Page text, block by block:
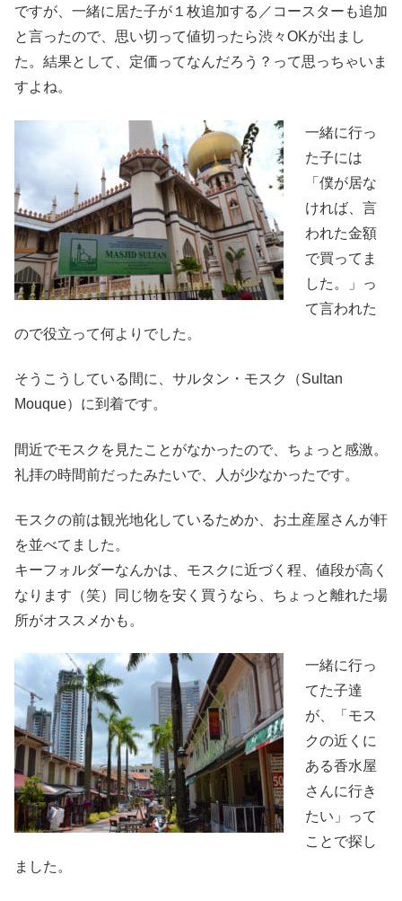
ですが、一緒に居た子が１枚追加する／コースターも追加
と言ったので、思い切って値切ったら渋々OKが出まし
た。結果として、定価ってなんだろう？って思っちゃいま
すよね。
一緒に行っ
た子には
「僕が居な
ければ、言
われた金額
で買ってま
した。」っ
て言われた
ので役立って何よりでした。
そうこうしている間に、サルタン・モスク（Sultan
Mouque）に到着です。
間近でモスクを見たことがなかったので、ちょっと感激。
礼拝の時間前だったみたいで、人が少なかったです。
モスクの前は観光地化しているためか、お土産屋さんが軒
を並べてました。
キーフォルダーなんかは、モスクに近づく程、値段が高く
なります（笑）同じ物を安く買うなら、ちょっと離れた場
所がオススメかも。
一緒に行っ
てた子達
が、「モス
クの近くに
ある香水屋
さんに行き
たい」って
ことで探し
ました。